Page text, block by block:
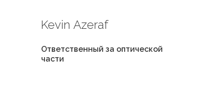
Kevin Azeraf
Ответственный за оптической
части